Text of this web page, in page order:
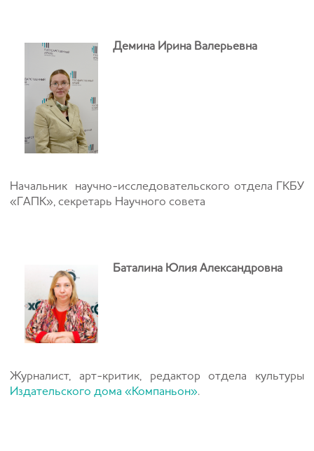
Демина Ирина Валерьевна
Начальник научно-исследовательского отдела ГКБУ
«ГАПК», секретарь Научного совета
Баталина Юлия Александровна
Журналист, арт-критик, редактор отдела культуры
Издательского дома «Компаньон».